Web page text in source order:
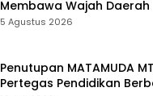
Membawa Wajah Daerah
5 Agustus 2026
Penutupan MATAMUDA
Pertegas Pendidikan